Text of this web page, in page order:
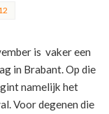
is vaker een
in Brabant. Op die
namelijk het
Voor degenen die